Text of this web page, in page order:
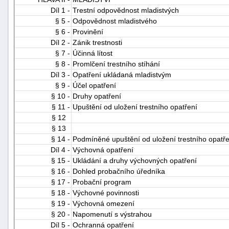
Díl 1 - Trestní odpovědnost mladistvých
§ 5 - Odpovědnost mladistvého
§ 6 - Provinění
Díl 2 - Zánik trestnosti
§ 7 - Účinná lítost
§ 8 - Promlčení trestního stíhání
Díl 3 - Opatření ukládaná mladistvým
§ 9 - Účel opatření
§ 10 - Druhy opatření
§ 11 - Upuštění od uložení trestního opatření
§ 12
§ 13
§ 14 - Podmíněné upuštění od uložení trestního
Díl 4 - Výchovná opatření
§ 15 - Ukládání a druhy výchovných opatření
§ 16 - Dohled probačního úředníka
§ 17 - Probační program
§ 18 - Výchovné povinnosti
§ 19 - Výchovná omezení
§ 20 - Napomenutí s výstrahou
Díl 5 - Ochranná opatření